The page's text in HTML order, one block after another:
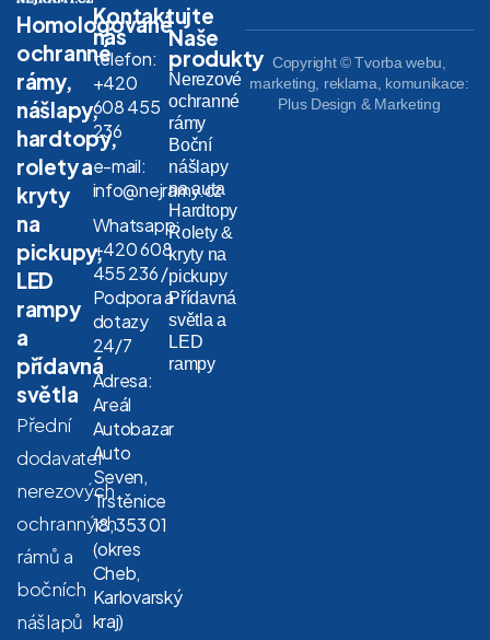
Homologované
ochranné
rámy,
nášlapy,
hardtopy,
rolety a
kryty
na
pickupy,
LED
rampy
a
přídavná
světla
Přední
dodavatel
nerezových
ochranných
rámů a
bočních
nášlapů
Kontaktujte
nás
telefon:
+420
608 455
236
e-mail:
info@nejramy.cz
Whatsapp:
+420 608
455 236 /
Podpora a
dotazy
24/7
Adresa:
Areál
Autobazar
Auto
Seven,
Trstěnice
18, 353 01
(okres
Cheb,
Karlovarský
kraj)
Naše
produkty
Nerezové
ochranné
rámy
Boční
nášlapy
na auta
Hardtopy
Rolety &
kryty na
pickupy
Přídavná
světla a
LED
rampy
Copyright © Tvorba webu,
marketing, reklama, komunikace:
Plus Design & Marketing